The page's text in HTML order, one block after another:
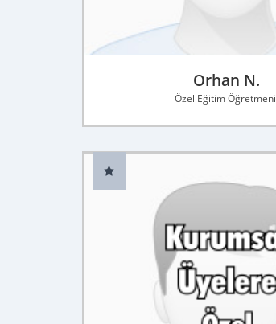
Orhan N.
Özel Eğitim Öğretmeni